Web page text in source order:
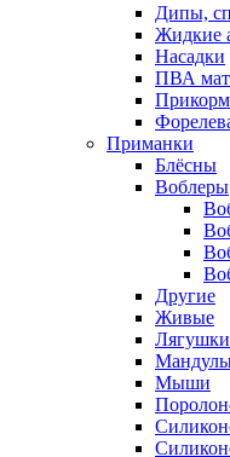
Дипы,
Жидкие
Насадки
ПВА
Приманки
Блёсны
Воблеры
Другие
Живые
Лягушки
Мыши